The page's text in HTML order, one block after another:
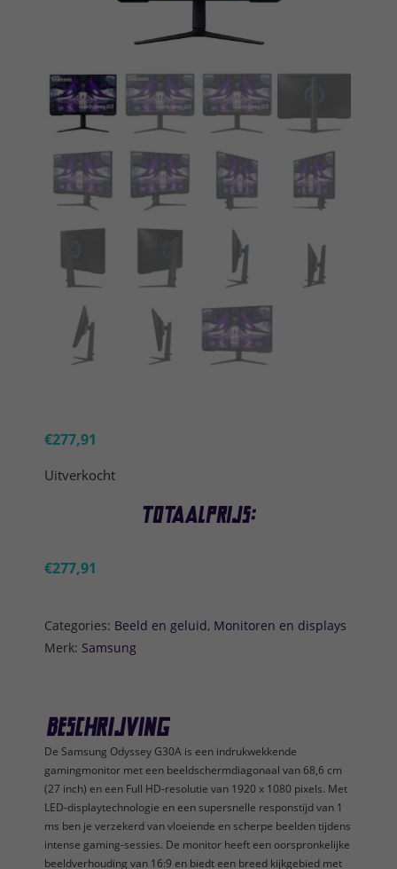
€277,91
Uitverkocht
Totaalprijs:
€277,91
Categories: Beeld en geluid, Monitoren en displays
Merk: Samsung
Beschrijving
De Samsung Odyssey G30A is een indrukwekkende
gamingmonitor met een beeldschermdiagonaal van 68,6 cm
(27 inch) en een Full HD-resolutie van 1920 x 1080 pixels. Met
LED-displaytechnologie en een supersnelle responstijd van 1
ms ben je verzekerd van vloeiende en scherpe beelden tijdens
intense gaming-sessies. De monitor heeft een oorspronkelijke
beeldverhouding van 16:9 en biedt een breed kijkgebied met